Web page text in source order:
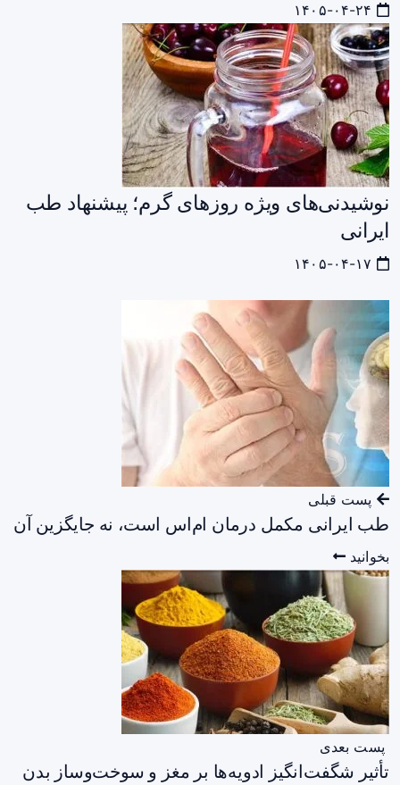
نوشیدنی‌های ویژه روزهای گرم؛ پیشنهاد طب
ایرانی
پست قبلی
طب ایرانی مکمل درمان ام‌اس است، نه جایگزین آن
بخوانید
پست بعدی
تأثیر شگفت‌انگیز ادویه‌ها بر مغز و سوخت‌وساز بدن